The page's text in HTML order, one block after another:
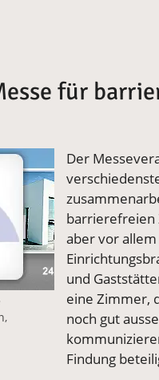
für
Der
barrierefreien
aber vor
und
eine Zimmer,
noch gut
Findung